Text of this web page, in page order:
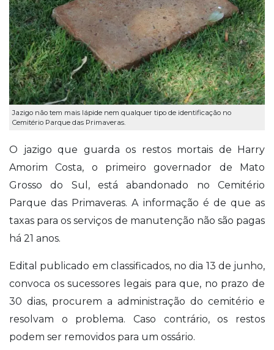
Jazigo não tem mais lápide nem qualquer tipo de identificação no
Cemitério Parque das Primaveras.
O jazigo que guarda os restos mortais de Harry
Amorim Costa, o primeiro governador de Mato
Grosso do Sul, está abandonado no Cemitério
Parque das Primaveras. A informação é de que as
taxas para os serviços de manutenção não são pagas
há 21 anos.
Edital publicado em classificados, no dia 13 de junho,
convoca os sucessores legais para que, no prazo de
30 dias, procurem a administração do cemitério e
resolvam o problema. Caso contrário, os restos
podem ser removidos para um ossário.